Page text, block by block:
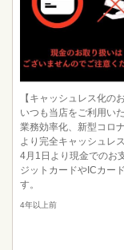
【キャッシュレス化の
いつも当店をご利用い
業務効率化、新型コロ
より完全キャッシュレ
4月1日より現金でのお
ジットカードやICカー
す。
4年以上前